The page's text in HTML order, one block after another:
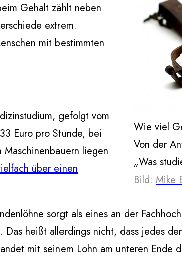
Wie viel
Von der
„Was
Bild: Mike
Gehalt zählt neben
extrem.
mit bestimmten
gefolgt vom
Euro pro Stunde, bei
liegen
über einen
sorgt als eines an der
heißt allerdings nicht, dass jedes
mit seinem Lohn am unteren Ende